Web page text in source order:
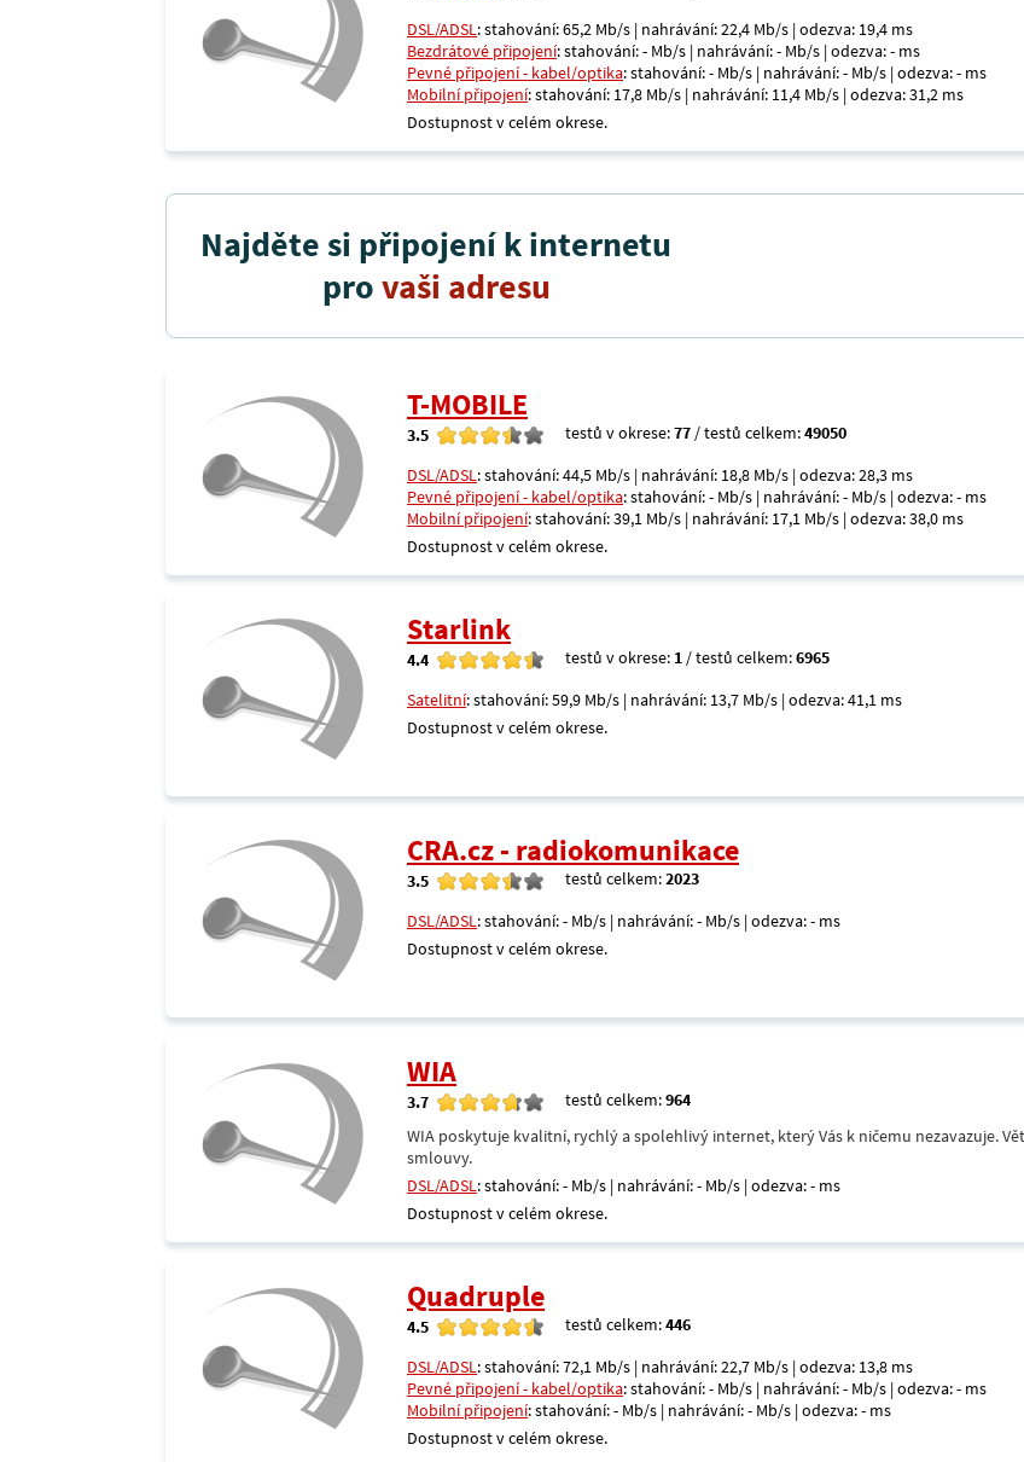
DSL/ADSL: stahování: 65,2 Mb/s | nahrávání: 22,4 Mb/s | odezva: 19,4 ms
Bezdrátové připojení: stahování: - Mb/s | nahrávání: - Mb/s | odezva: - ms
Pevné připojení - kabel/optika: stahování: - Mb/s | nahrávání: - Mb/s | odezva: - ms
Mobilní připojení: stahování: 17,8 Mb/s | nahrávání: 11,4 Mb/s | odezva: 31,2 ms
Dostupnost v celém okrese.
Najděte si připojení k internetu
provaši adresu
T-MOBILE
3.5 testů v okrese:77 / testů celkem:49050
DSL/ADSL: stahování: 44,5 Mb/s | nahrávání: 18,8 Mb/s | odezva: 28,3 ms
Pevné připojení - kabel/optika: stahování: - Mb/s | nahrávání: - Mb/s | odezva: - ms
Mobilní připojení: stahování: 39,1 Mb/s | nahrávání: 17,1 Mb/s | odezva: 38,0 ms
Dostupnost v celém okrese.
Starlink
4.4 testů v okrese: 1 / testů celkem:6965
Satelitní: stahování: 59,9 Mb/s | nahrávání: 13,7 Mb/s | odezva: 41,1 ms
Dostupnost v celém okrese.
CRA.cz - radiokomunikace
3.5 testů celkem:2023
DSL/ADSL: stahování: - Mb/s | nahrávání: - Mb/s | odezva: - ms
Dostupnost v celém okrese.
WIA
3.7 testů celkem:964
WIA poskytuje kvalitní, rychlý a spolehlivý internet, který Vás k ničemu nezavazuje.
smlouvy.
DSL/ADSL: stahování: - Mb/s | nahrávání: - Mb/s | odezva: - ms
Dostupnost v celém okrese.
Quadruple
4.5 testů celkem:446
DSL/ADSL: stahování: 72,1 Mb/s | nahrávání: 22,7 Mb/s | odezva: 13,8 ms
Pevné připojení - kabel/optika: stahování: - Mb/s | nahrávání: - Mb/s | odezva: - ms
Mobilní připojení: stahování: - Mb/s | nahrávání: - Mb/s | odezva: - ms
Dostupnost v celém okrese.